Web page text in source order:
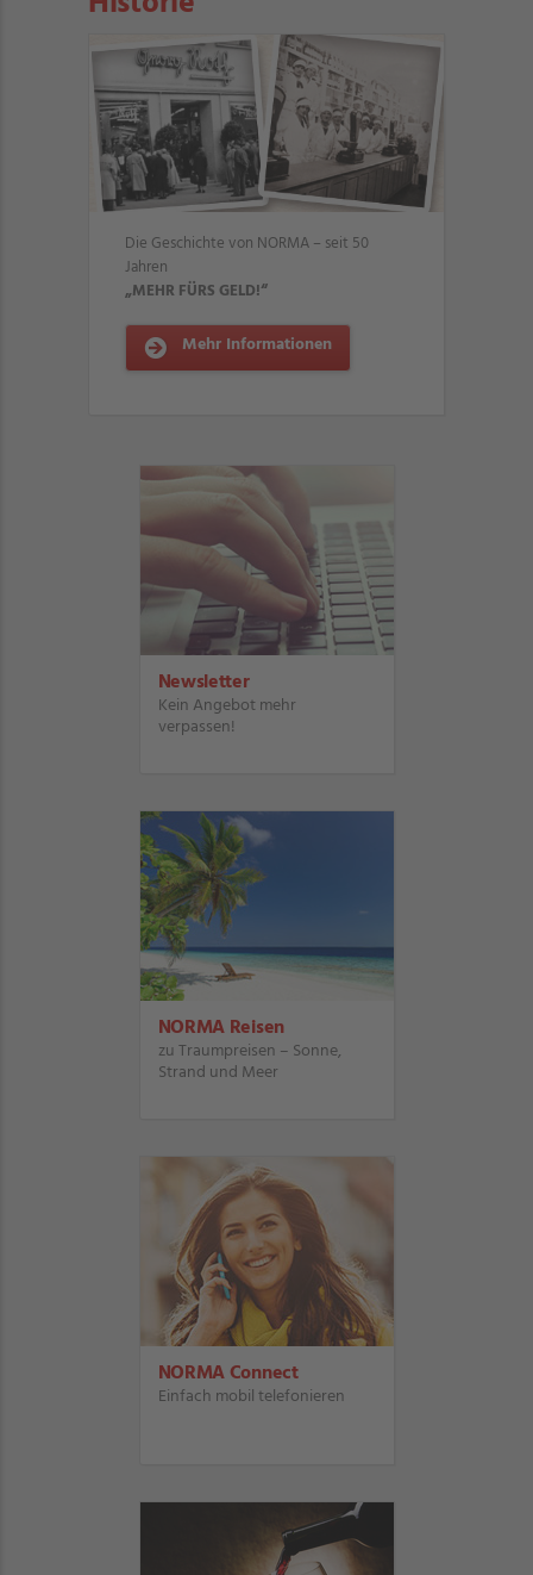
Die Geschichte von NORMA – seit 50
Jahren
„MEHR FÜRS GELD!“
Mehr Informationen
Newsletter
Kein Angebot mehr
verpassen!
NORMA Reisen
zu Traumpreisen – Sonne,
Strand und Meer
NORMA Connect
Einfach mobil telefonieren